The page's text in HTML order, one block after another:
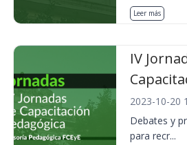
Leer más
IV
2023-10-20
Debates y
para recr...